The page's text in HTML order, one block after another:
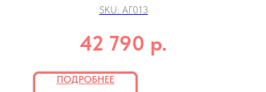
SKU: АГ013
42 790 р.
ПОДРОБНЕЕ